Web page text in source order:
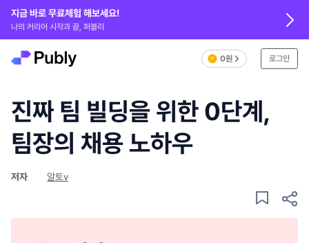
지금 바로 무료체험 해보세요!
나의 커리어 시작과 끝, 퍼블리
0원 로그인
진짜 팀 빌딩을 위한 0단계,
팀장의 채용 노하우
저자 알토v